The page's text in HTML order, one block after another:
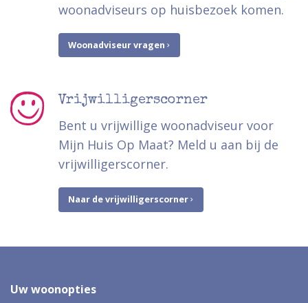
woonadviseurs op huisbezoek komen.
Woonadviseur vragen
Vrijwilligerscorner
Bent u vrijwillige woonadviseur voor
Mijn Huis Op Maat? Meld u aan bij de
vrijwilligerscorner.
Naar de vrijwilligerscorner
Uw woonopties